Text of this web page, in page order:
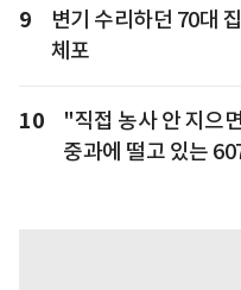
9
변기 수리하던 70대
체포
10
"직접 농사 안 지으
중과에 떨고 있는